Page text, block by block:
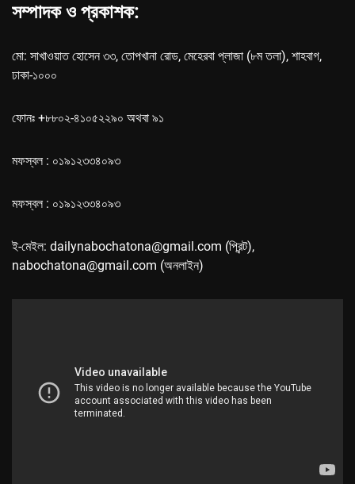
সম্পাদক ও প্রকাশক:
মো: সাখাওয়াত হোসেন ৩৩, তোপখানা রোড, মেহেরবা প্লাজা (৮ম তলা), শাহবাগ,
ঢাকা-১০০০
ফোনঃ +৮৮০২-৪১০৫২২৯০ অথবা ৯১
মফস্বল : ০১৯১২৩৩৪০৯৩
মফস্বল : ০১৯১২৩৩৪০৯৩
ই-মেইল: dailynabochatona@gmail.com (প্রিন্ট),
nabochatona@gmail.com (অনলাইন)